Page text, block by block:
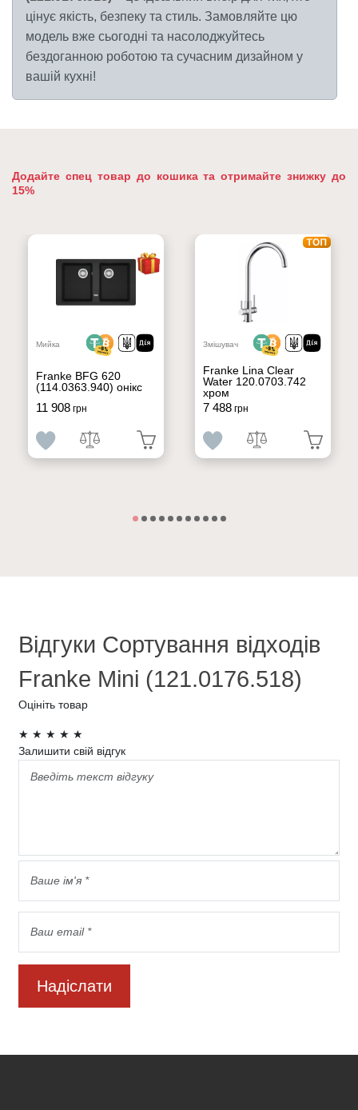
цінує якість, безпеку та стиль. Замовляйте цю
модель вже сьогодні та насолоджуйтесь
бездоганною роботою та сучасним дизайном у
вашій кухні!
Додайте спец товар до кошика та отримайте знижку до
15%
Мийка
Franke BFG 620
(114.0363.940) онікс
11 908грн
Змішувач
Franke Lina Clear
Water 120.0703.742
хром
7 488грн
Відгуки Сортування відходів
Franke Mini (121.0176.518)
Оцініть товар
★ ★ ★ ★ ★
Залишити свій відгук
Надіслати